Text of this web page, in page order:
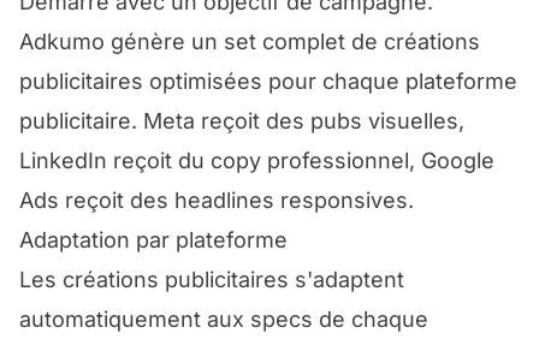
Adkumo génère un set complet de créations
publicitaires optimisées pour chaque plateforme
publicitaire. Meta reçoit des pubs visuelles,
LinkedIn reçoit du copy professionnel, Google
Ads reçoit des headlines responsives.
Adaptation par plateforme
Les créations publicitaires s'adaptent
automatiquement aux specs de chaque